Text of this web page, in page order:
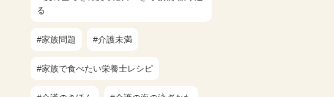
る
#家族問題 #介護未満
#家族で食べたい栄養士レシピ